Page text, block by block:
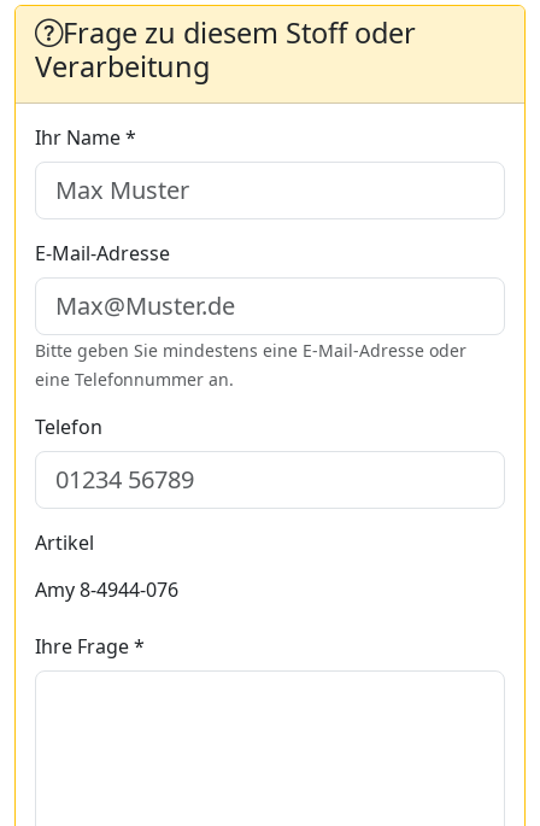
Frage zu diesem Stoff oder
Verarbeitung
Ihr Name *
E-Mail-Adresse
Bitte geben Sie mindestens eine E-Mail-Adresse oder
eine Telefonnummer an.
Telefon
Artikel
Amy 8-4944-076
Ihre Frage *